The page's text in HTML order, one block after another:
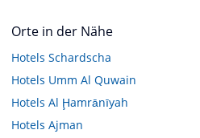
Orte in der Nähe
Hotels Schardscha
Hotels Umm Al Quwain
Hotels Al Ḩamrānīyah
Hotels Ajman